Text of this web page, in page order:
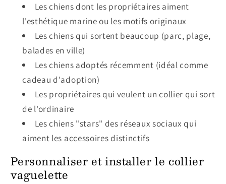
Les chiens dont les propriétaires aiment
l'esthétique marine ou les motifs originaux
Les chiens qui sortent beaucoup (parc, plage,
balades en ville)
Les chiens adoptés récemment (idéal comme
cadeau d'adoption)
Les propriétaires qui veulent un collier qui sort
de l'ordinaire
Les chiens "stars" des réseaux sociaux qui
aiment les accessoires distinctifs
Personnaliser et installer le collier
vaguelette